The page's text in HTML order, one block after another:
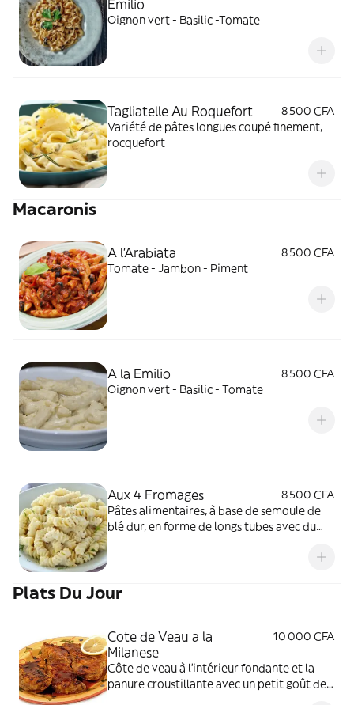
Emilio
Oignon vert - Basilic -Tomate
Tagliatelle Au Roquefort
8 500 CFA
Variété de pâtes longues coupé finement,
rocquefort
Macaronis
A l'Arabiata
8 500 CFA
Tomate - Jambon - Piment
A la Emilio
8 500 CFA
Oignon vert - Basilic - Tomate
Aux 4 Fromages
8 500 CFA
Pâtes alimentaires, à base de semoule de
blé dur, en forme de longs tubes avec du
Plats Du Jour
Cote de Veau a la
Milanese
10 000 CFA
Côte de veau à l'intérieur fondante et la
panure croustillante avec un petit goût de